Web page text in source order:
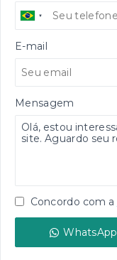
E-mail
Mensagem
Concordo com a
WhatsApp